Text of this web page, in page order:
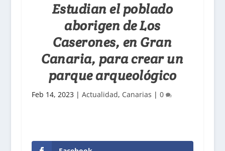
Estudian el poblado
aborigen de Los
Caserones, en Gran
Canaria, para crear un
parque arqueológico
Feb 14, 2023 | Actualidad, Canarias | 0